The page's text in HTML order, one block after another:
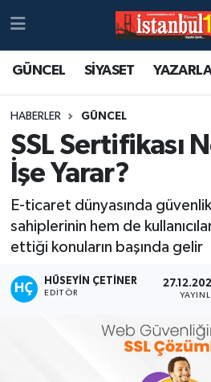
GÜNCEL SİYASET
HABERLER GÜNCEL
SSL Sertifikası
İşe Yarar?
E-ticaret dünyasında
sahiplerinin hem de
ettiği konuların başında gelir
HÜSEYIN ÇETINER
EDITÖR